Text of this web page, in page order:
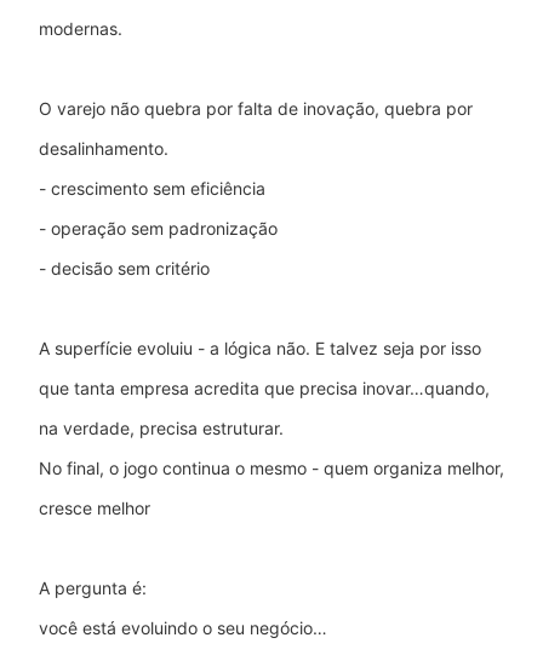
modernas.
O varejo não quebra por falta de inovação, quebra por
desalinhamento.
- crescimento sem eficiência
- operação sem padronização
- decisão sem critério
A superfície evoluiu - a lógica não. E talvez seja por isso
que tanta empresa acredita que precisa inovar…quando,
na verdade, precisa estruturar.
No final, o jogo continua o mesmo - quem organiza melhor,
cresce melhor
A pergunta é:
você está evoluindo o seu negócio…